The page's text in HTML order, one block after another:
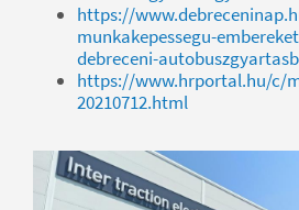
https://
munkakepessegu-
debreceni-
https://www.hrportal.hu/c/
20210712.html